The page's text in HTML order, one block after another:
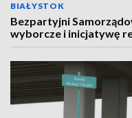
BIAŁYSTOK
Bezpartyjni
wyborcze i inicjatywę